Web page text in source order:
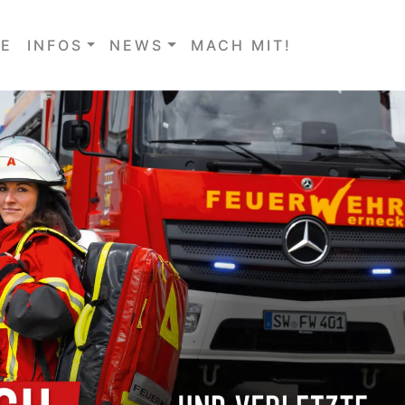
INFOS NEWS MACH MIT!